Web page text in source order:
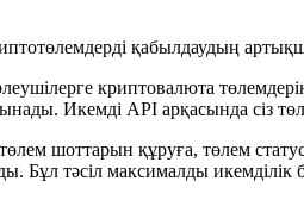
қабылдаудың
криптовалюта
Икемді API арқасында сіз
шоттарын құруға, төлем
Бұл тәсіл максималды